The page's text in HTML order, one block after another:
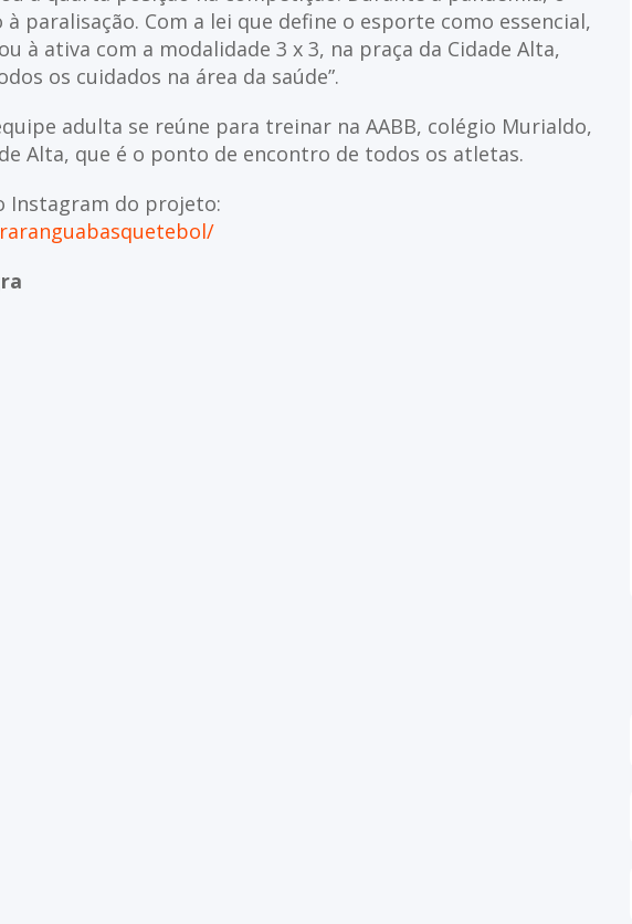
paralisação. Com a lei que define o esporte como essencial,
à ativa com a modalidade 3 x 3, na praça da Cidade Alta,
os cuidados na área da saúde”.
adulta se reúne para treinar na AABB, colégio Murialdo,
Alta, que é o ponto de encontro de todos os atletas.
Instagram do projeto: